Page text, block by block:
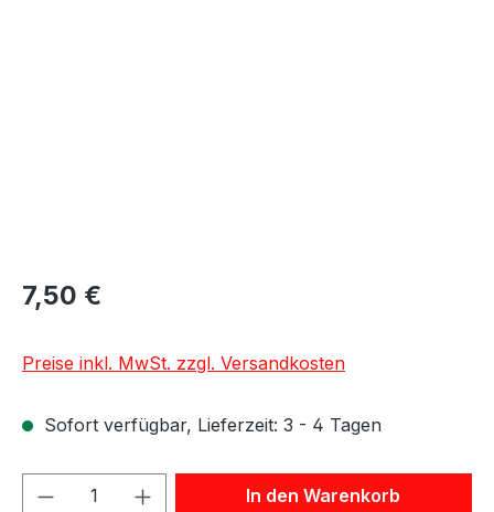
7,50 €
Preise inkl. MwSt. zzgl. Versandkosten
Sofort verfügbar, Lieferzeit: 3 - 4 Tagen
Produkt Anzahl: Gib denIn den Warenkorb